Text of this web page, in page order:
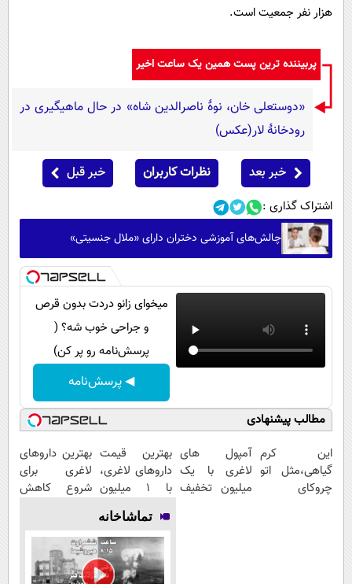
هزار نفر جمعیت است.
پربیننده ترین پست همین یک ساعت اخیر
«دوستعلی خان، نوۀ ناصرالدین شاه» در حال ماهیگیری در
رودخانۀ لار(عکس)
خبر بعد نظرات کاربران خبر قبل
اشتراک گذاری :
چالش‌های آموزشی دختران دارای «ملال جنسیتی»
میخوای زانو دردت بدون قرص
و جراحی خوب شه؟ (
پرسش‌نامه رو پر کن)
◀ پرسش‌نامه
مطالب پیشنهادی
این کرم
گیاهی،مثل اتو
چروکای
آمپول های
لاغری با یک
میلیون تخفیف
بهترین قیمت
داروهای لاغری،
با ۱ میلیون
تخفیف و ارسال
از داروخانه‌
بهترین داروهای
لاغری برای
شروع کاهش
نزدیکت!
تماشاخانه